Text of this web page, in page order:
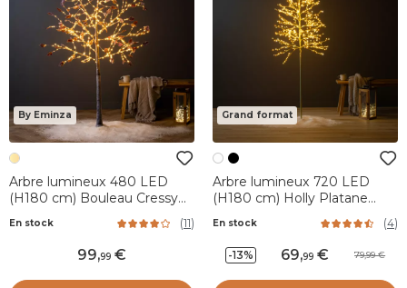
By Eminza
Arbre lumineux 480 LED
(H180 cm) Bouleau Cressy
En stock (11)
99,99
Grand format
Arbre lumineux 720 LED
(H180 cm) Holly Platane
En stock (4)
-13% 69,99 79,99